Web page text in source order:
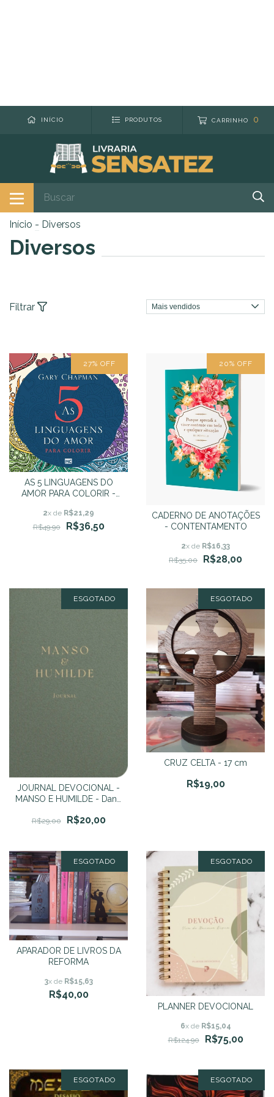
INÍCIO PRODUTOS CARRINHO 0
Início - Diversos
Diversos
Filtrar
27% OFF
AS 5 LINGUAGENS DO
AMOR PARA COLORIR -
2x de R$21,29
R$49,90
R$36,50
20% OFF
CADERNO DE ANOTAÇÕES
- CONTENTAMENTO
2x de R$16,33
R$35,00
R$28,00
ESGOTADO
JOURNAL DEVOCIONAL -
MANSO E HUMILDE - Dane
R$29,00 R$20,00
ESGOTADO
CRUZ CELTA - 17 cm
R$19,00
ESGOTADO
APARADOR DE LIVROS DA
REFORMA
3x de R$15,63
R$40,00
ESGOTADO
PLANNER DEVOCIONAL
6x de R$15,04
R$124,90
R$75,00
ESGOTADO ESGOTADO